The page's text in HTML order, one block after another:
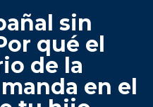
sin
qué el
de la
en el